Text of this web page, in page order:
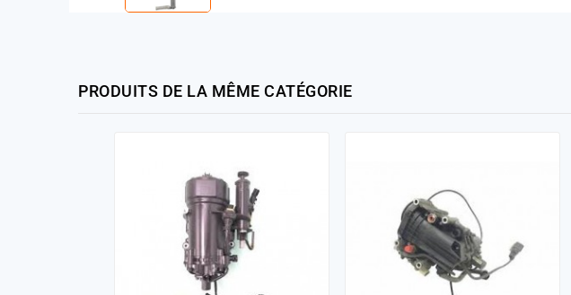
PRODUITS DE LA MÊME CATÉGORIE